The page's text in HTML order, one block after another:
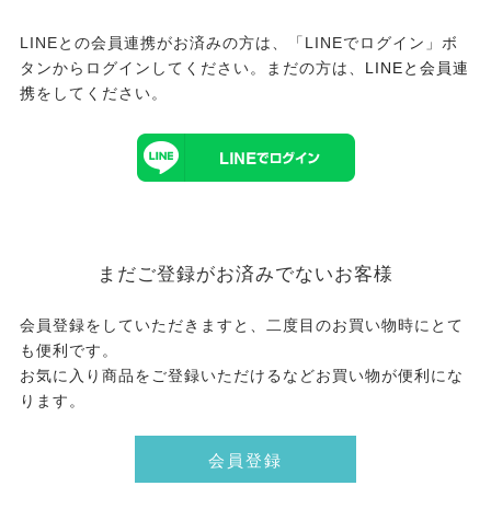
LINEとの会員連携がお済みの方は、「LINEでログイン」ボ
タンからログインしてください。まだの方は、 LINEと会員連
携をしてください。
まだご登録がお済みでないお客様
会員登録をしていただきますと、二度目のお買い物時にとて
も便利です。
お気に入り商品をご登録いただけるなどお買い物が便利にな
ります。
会員登録